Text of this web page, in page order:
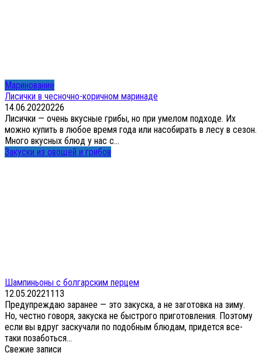
Маринование
Лисички в чесночно-коричном маринаде
14.06.20220226
Лисички — очень вкусные грибы, но при умелом подходе. Их
можно купить в любое время года или насобирать в лесу в сезон.
Много вкусных блюд у нас с...
Закуски из овощей и грибов
Шампиньоны с болгарским перцем
12.05.20221113
Предупреждаю заранее — это закуска, а не заготовка на зиму.
Но, честно говоря, закуска не быстрого приготовления. Поэтому
если вы вдруг заскучали по подобным блюдам, придется все-
таки позаботься...
Свежие записи